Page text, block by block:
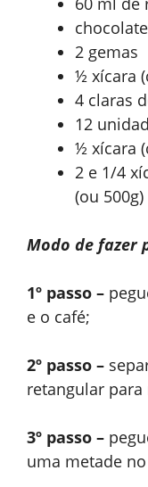
2 gemas
½ xícara
4 claras
12
½ xícara
2 e 1/4
(ou 500g)
Modo de fazer
1º passo –
e o café;
2º passo –
retangular
3º passo –
uma metade